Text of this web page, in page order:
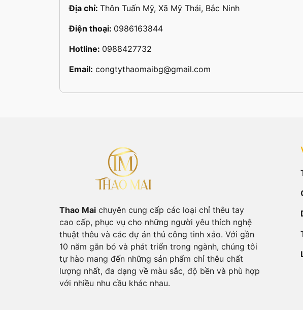
Địa chỉ: Thôn Tuấn Mỹ, Xã Mỹ Thái, Bắc Ninh
Điện thoại: 0986163844
Hotline: 0988427732
Email: congtythaomaibg@gmail.com
Thao Mai chuyên cung cấp các loại chỉ thêu tay
cao cấp, phục vụ cho những người yêu thích nghệ
thuật thêu và các dự án thủ công tinh xảo. Với gần
10 năm gắn bó và phát triển trong ngành, chúng tôi
tự hào mang đến những sản phẩm chỉ thêu chất
lượng nhất, đa dạng về màu sắc, độ bền và phù hợp
với nhiều nhu cầu khác nhau.